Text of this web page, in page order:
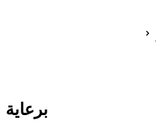
برعاية